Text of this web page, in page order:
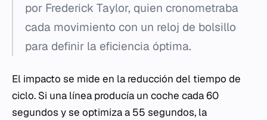
por Frederick Taylor, quien cronometraba
cada movimiento con un reloj de bolsillo
para definir la eficiencia óptima.
El impacto se mide en la reducción del tiempo de
ciclo. Si una línea producía un coche cada 60
segundos y se optimiza a 55 segundos, la